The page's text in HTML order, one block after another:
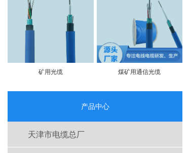
矿用光缆 煤矿用通信光缆
产品中心
天津市电缆总厂